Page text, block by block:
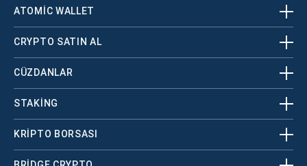
ATOMIC WALLET
CRYPTO SATIN AL
CÜZDANLAR
STAKING
KRİPTO BORSASI